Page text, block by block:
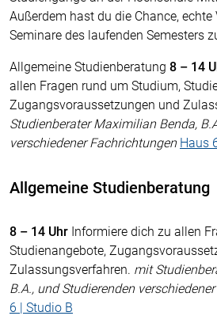
Außerdem hast du die Chance,
Seminare des laufenden Semesters
Allgemeine Studienberatung 8 – 14
allen Fragen rund um Studium,
Zugangsvoraussetzungen und
Studienberater Maximilian Benda,
verschiedener Fachrichtungen Haus
Allgemeine Studienberatung
8 – 14 Uhr Informiere dich zu allen
Studienangebote,
Zulassungsverfahren. mit
B.A., und Studierenden
6 | Studio B